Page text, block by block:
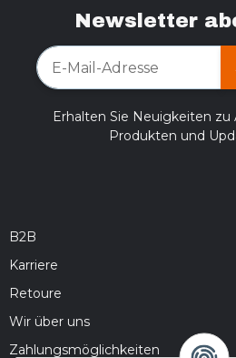
Newsletter
Erhalten Sie Neuigkeiten
Produkten und
B2B
Karriere
Retoure
Wir über uns
Zahlungsmöglichkeiten